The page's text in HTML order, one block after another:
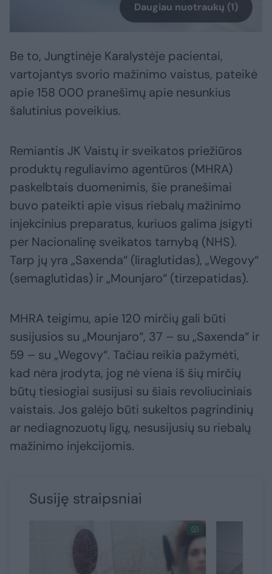
Daugiau nuotraukų (1)
Be to, Jungtinėje Karalystėje pacientai,
vartojantys svorio mažinimo vaistus, pateikė
apie 158 000 pranešimų apie nesunkius
šalutinius poveikius.
Remiantis JK Vaistų ir sveikatos priežiūros
produktų reguliavimo agentūros (MHRA)
paskelbtais duomenimis, šie pranešimai
buvo pateikti apie visus riebalų mažinimo
injekcinius preparatus, kuriuos galima įsigyti
per Nacionalinę sveikatos tarnybą (NHS).
Tarp jų yra „Saxenda“ (liraglutidas), „Wegovy“
(semaglutidas) ir „Mounjaro“ (tirzepatidas).
MHRA teigimu, apie 120 mirčių gali būti
susijusios su „Mounjaro“, 37 – su „Saxenda“ ir
59 – su „Wegovy“. Tačiau reikia pažymėti,
kad nėra įrodyta, jog nė viena iš šių mirčių
būtų tiesiogiai susijusi su šiais revoliuciniais
vaistais. Jos galėjo būti sukeltos pagrindinių
ar nediagnozuotų ligų, nesusijusių su riebalų
mažinimo injekcijomis.
Susiję straipsniai